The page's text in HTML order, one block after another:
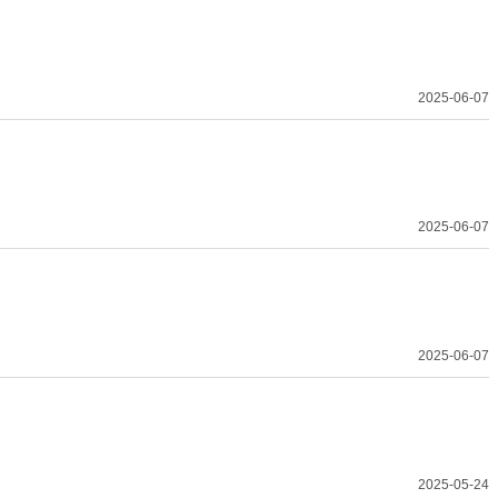
2025-06-07
2025-06-07
2025-06-07
2025-05-24